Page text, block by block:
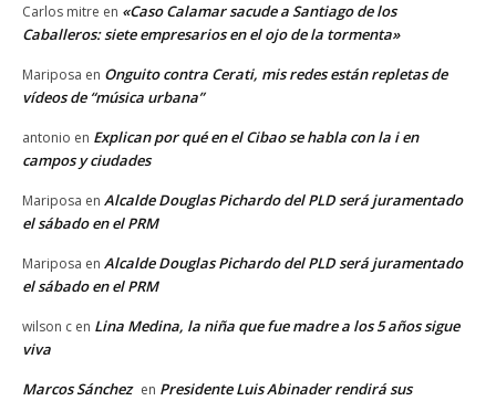
Carlos mitre en «Caso Calamar sacude a Santiago de los
Caballeros: siete empresarios en el ojo de la tormenta»
Mariposa en Onguito contra Cerati, mis redes están repletas de
vídeos de “música urbana”
antonio en Explican por qué en el Cibao se habla con la i en
campos y ciudades
Mariposa en Alcalde Douglas Pichardo del PLD será juramentado
el sábado en el PRM
Mariposa en Alcalde Douglas Pichardo del PLD será juramentado
el sábado en el PRM
wilson c en Lina Medina, la niña que fue madre a los 5 años sigue
viva
Marcos Sánchez en Presidente Luis Abinader rendirá sus